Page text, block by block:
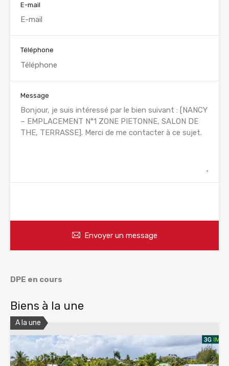
E-mail
Téléphone
Message
Envoyer un message
DPE en cours
Biens à la une
A la une